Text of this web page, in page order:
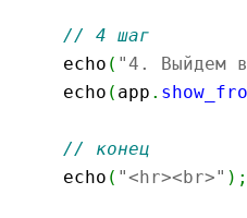
// 4 шаг
			echo
( "4. Выйдем
			echo
( app .
// конец
			echo
( "<hr><br>" ) ;